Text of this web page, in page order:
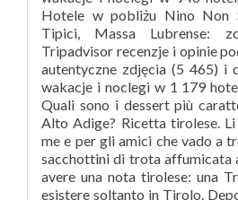
Hotele w pobliżu Nino Non
Tipici, Massa Lubrense:
Tripadvisor recenzje i opinie
autentyczne zdjęcia (5 465) i
wakacje i noclegi w 1 179
Quali sono i dessert più
Alto Adige? Ricetta tirolese.
me e per gli amici che vado a
sacchottini di trota affumicata
avere una nota tirolese: una
esistere soltanto in Tirolo.